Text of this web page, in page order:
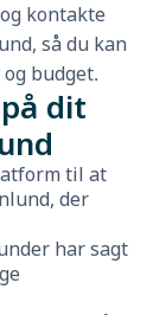
kontakte
så du kan
budget.
dit
til at
der
har sagt